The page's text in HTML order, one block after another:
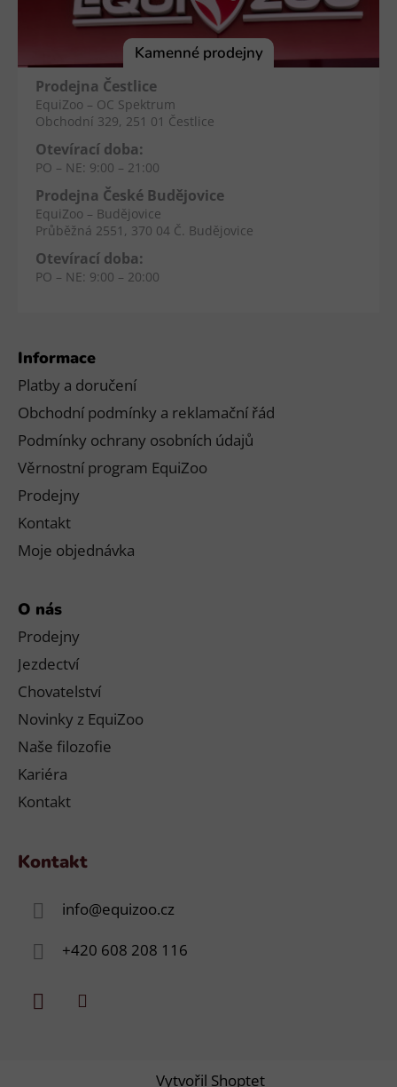
Informace
Platby a doručení
Obchodní podmínky a reklamační řád
Podmínky ochrany osobních údajů
Věrnostní program EquiZoo
Prodejny
Kontakt
Moje objednávka
O nás
Prodejny
Jezdectví
Chovatelství
Novinky z EquiZoo
Naše filozofie
Kariéra
Kontakt
Kontakt
info@equizoo.cz
+420 608 208 116
Kamenné prodejny
Prodejna Čestlice
EquiZoo – OC Spektrum
Obchodní 329, 251 01 Čestlice
Otevírací doba:
PO – NE: 9:00 – 21:00
Prodejna České Budějovice
EquiZoo – Budějovice
Průběžná 2551, 370 04 Č. Budějovice
Otevírací doba:
PO – NE: 9:00 – 20:00
Vytvořil Shoptet